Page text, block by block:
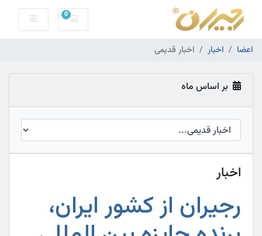
0
کارت خرید
اعضا اخبار اخبار قدیمی
بر اساس ماه
اخبار
رجیران از کشور ایران،